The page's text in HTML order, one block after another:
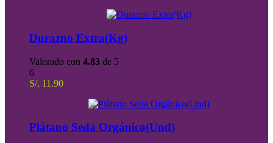
Durazno Extra(Kg)
Valorado con 4.83 de 5
6
S/. 11.90
Plátano Seda Orgánico(Und)